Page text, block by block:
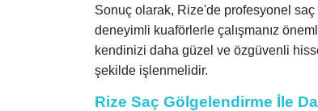
Sonuç olarak, Rize'de profesyonel
deneyimli kuaförlerle çalışmanız
kendinizi daha güzel ve özgüvenli
şekilde işlenmelidir.
Rize Saç Gölgelendirme İle